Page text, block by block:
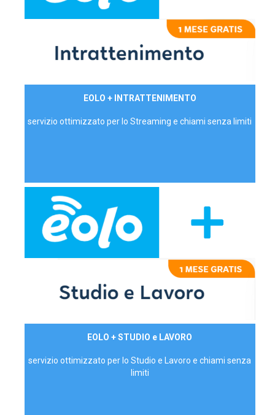
EOLO + INTRATTENIMENTO
servizio ottimizzato per lo Streaming e chiami senza limiti
EOLO + STUDIO e LAVORO
servizio ottimizzato per lo Studio e Lavoro e chiami senza
limiti